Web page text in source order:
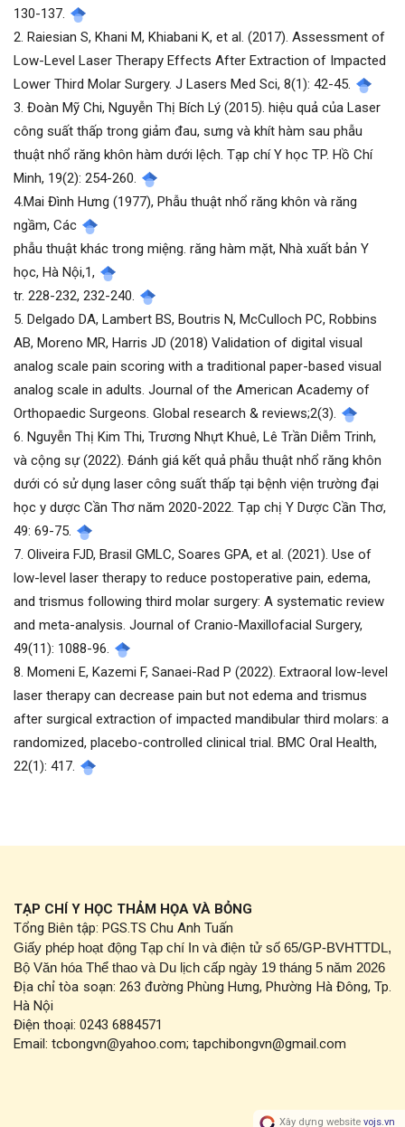
130-137.
2. Raiesian S, Khani M, Khiabani K, et al. (2017). Assessment of
Low-Level Laser Therapy Effects After Extraction of Impacted
Lower Third Molar Surgery. J Lasers Med Sci, 8(1): 42-45.
3. Đoàn Mỹ Chi, Nguyễn Thị Bích Lý (2015). hiệu quả của Laser
công suất thấp trong giảm đau, sưng và khít hàm sau phẫu
thuật nhổ răng khôn hàm dưới lệch. Tạp chí Y học TP. Hồ Chí
Minh, 19(2): 254-260.
4.Mai Đình Hưng (1977), Phẫu thuật nhổ răng khôn và răng
ngầm, Các
phẫu thuật khác trong miệng. răng hàm mặt, Nhà xuất bản Y
học, Hà Nội,1,
tr. 228-232, 232-240.
5. Delgado DA, Lambert BS, Boutris N, McCulloch PC, Robbins
AB, Moreno MR, Harris JD (2018) Validation of digital visual
analog scale pain scoring with a traditional paper-based visual
analog scale in adults. Journal of the American Academy of
Orthopaedic Surgeons. Global research & reviews;2(3).
6. Nguyễn Thị Kim Thi, Trương Nhựt Khuê, Lê Trần Diễm Trinh,
và cộng sự (2022). Đánh giá kết quả phẫu thuật nhổ răng khôn
dưới có sử dụng laser công suất thấp tại bệnh viện trường đại
học y dược Cần Thơ năm 2020-2022. Tạp chị Y Dược Cần Thơ,
49: 69-75.
7. Oliveira FJD, Brasil GMLC, Soares GPA, et al. (2021). Use of
low-level laser therapy to reduce postoperative pain, edema,
and trismus following third molar surgery: A systematic review
and meta-analysis. Journal of Cranio-Maxillofacial Surgery,
49(11): 1088-96.
8. Momeni E, Kazemi F, Sanaei-Rad P (2022). Extraoral low-level
laser therapy can decrease pain but not edema and trismus
after surgical extraction of impacted mandibular third molars: a
randomized, placebo-controlled clinical trial. BMC Oral Health,
22(1): 417.
TẠP CHÍ Y HỌC THẢM HỌA VÀ BỎNG
Tổng Biên tập: PGS.TS Chu Anh Tuấn
Giấy phép hoạt động Tạp chí In và điện tử số 65/GP-BVHTTDL,
Bộ Văn hóa Thể thao và Du lịch cấp ngày 19 tháng 5 năm 2026
Địa chỉ tòa soạn: 263 đường Phùng Hưng, Phường Hà Đông, Tp.
Hà Nội
Điện thoại: 0243 6884571
Email: tcbongvn@yahoo.com; tapchibongvn@gmail.com